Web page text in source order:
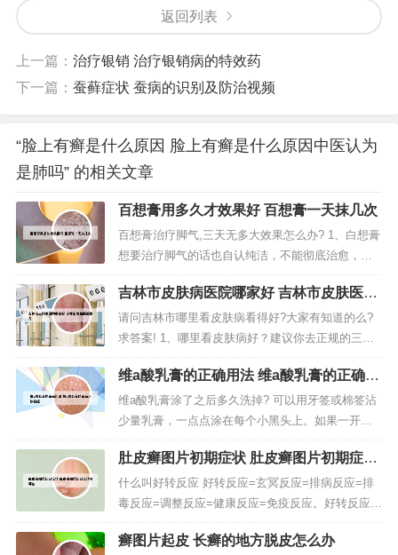
返回列表
上一篇： 治疗银销 治疗银销病的特效药
下一篇： 蚕藓症状 蚕病的识别及防治视频
“脸上有癣是什么原因 脸上有癣是什么原因中医认为
是肺吗” 的相关文章
百想膏用多久才效果好 百想膏一天抹几次
百想膏治疗脚气,三天无多大效果怎么办? 1、白想膏
想要治疗脚气的话也自认纯洁，不能彻底治愈，想
要治愈呀，我觉得还是要用药时间长一点，当然也
要看个体体质。2、可以用水杨酸泡脚，连续大约半
个月，约三天见效，缺点是脚板底皮肤会变粗脱
皮，不过脱皮后，可以相当长一段时间不用担心脚
气的问题，药店有售。3、清热祛...
吉林市皮肤病医院哪家好 吉林市皮肤医院
排名
请问吉林市哪里看皮肤病看得好?大家有知道的么?
求答案! 1、哪里看皮肤病好？建议你去正规的三甲
以上的大医院皮肤科，请医生给你做专业全面细致
的检查，查出病因以后才能对症治，只有按医嘱用
药才能好得快，千万不能乱投医乱用药，更不能随
意的停药，希望你能采纳。2、吉大二院皮肤科比较
好 你的皮肤属于敏感性的，主...
维a酸乳膏的正确用法 维a酸乳膏的正确用
法祛痘
维a酸乳膏涂了之后多久洗掉? 可以用牙签或棉签沾
少量乳膏，一点点涂在每个小黑头上。如果一开始
使用，觉得刺激性比较大，可以在涂完之后过五分
钟清洗掉，这样既能保证效果，也不至于造成刺激
症状。等皮肤逐渐适应后，再增大涂抹的面积。可
以先使用温和皂性的香皂或者洗面奶清洁面部，用
轻拍的方式擦干，避免擦破痘痘；洗...
肚皮癣图片初期症状 肚皮癣图片初期症状
有哪些
什么叫好转反应 好转反应=玄冥反应=排病反应=排
毒反应=调整反应=健康反应=免疫反应。好转反应是
人体病态平衡被打乱，重新调整为健康平衡的一种
现象，是人体免疫系统被激活了，人体脏腑的功能
癣图片起皮 长癣的地方脱皮怎么办